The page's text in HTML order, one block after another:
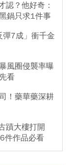
認？他好奇：
鍋只求1件事
7成」衝千金
風圈侵襲率曝
看
！藥華藥深耕
蹟大樓打開
件作品必看